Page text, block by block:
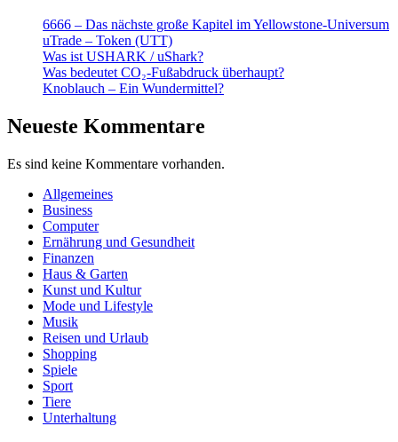
6666 – Das nächste große Kapitel im Yellowstone-Universum
uTrade – Token (UTT)
Was ist USHARK / uShark?
Was bedeutet CO₂-Fußabdruck überhaupt?
Knoblauch – Ein Wundermittel?
Neueste Kommentare
Es sind keine Kommentare vorhanden.
Allgemeines
Business
Computer
Ernährung und Gesundheit
Finanzen
Haus & Garten
Kunst und Kultur
Mode und Lifestyle
Musik
Reisen und Urlaub
Shopping
Spiele
Sport
Tiere
Unterhaltung